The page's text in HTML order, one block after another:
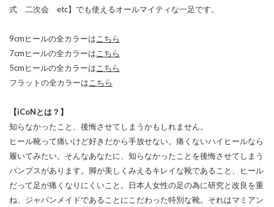
式 二次会 etc】でも使えるオールマイティな一足です。
9cmヒールの全カラーは こちら
7cmヒールの全カラーは こちら
5cmヒールの全カラーは こちら
フラットの全カラーは こちら
【iCoNとは？】
知らなかったこと、後悔させてしまうかもしれません。
ヒール靴って痛いけど好きだから手放せない。痛くないハイヒールなら
履いてみたい。そんなあなたに、知らなかったことを後悔させてしまう
パンプスがあります。脚が美しくみえるキレイな靴であること、ヒール
だって足が痛くなりにくいこと。日本人女性の足の為に研究と改良を重
ね、ジャパンメイドであることにこだわった特別な靴。それはマミアン